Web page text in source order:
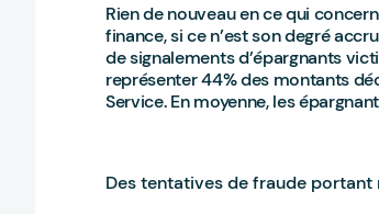
Rien de nouveau en ce qui
finance, si ce n’est son degré
de signalements d’épargnants
représenter 44% des montants
Service. En moyenne, les
Des tentatives de fraude portant